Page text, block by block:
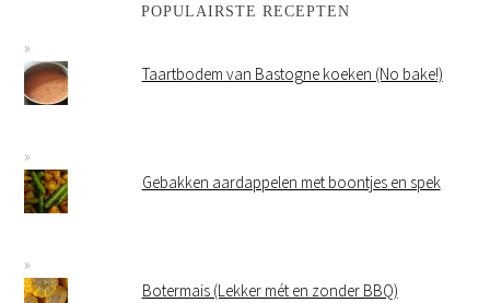
POPULAIRSTE RECEPTEN
Taartbodem van Bastogne koeken (No bake!)
Gebakken aardappelen met boontjes en spek
Botermais (Lekker mét en zonder BBQ)